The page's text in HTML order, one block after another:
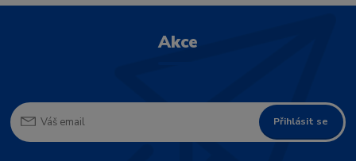
Akce
Přihlásit se